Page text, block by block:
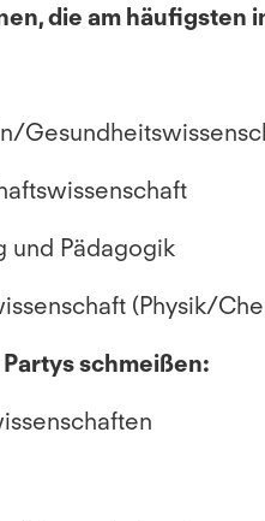
die am häufigsten
und Pädagogik
(Physik/
schmeißen: